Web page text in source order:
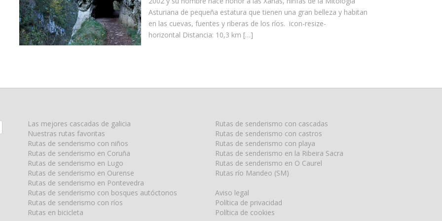
Asturiana de pequeña estatura que tienen una gran belleza y habitan
en las cuevas, fuentes y riberas de los ríos. icon-resize-
horizontal Distancia: 10,3 km […]
Las mejores cascadas de galicia
Nuestras rutas favoritas
Rutas de senderismo con niños
Rutas de senderismo en Coruña
Rutas de senderismo en Lugo
Rutas de senderismo en Ourense
Rutas de senderismo en Pontevedra
Rutas de senderismo con bosques autóctonos
Rutas de senderismo con ríos
Rutas en bicicleta
Rutas de senderismo con cascadas
Rutas de senderismo con castros
Rutas de senderismo con playa
Rutas de senderismo en la Ribeira Sacra
Rutas de senderismo en O Caurel
Rutas río Mandeo (SM)
Aviso legal
Política de privacidad
Política de cookies